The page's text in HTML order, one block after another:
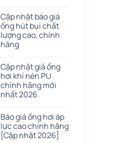
Cập nhật báo giá
ống hút bụi chất
lượng cao, chính
hãng
Cập nhật giá ống
hơi khí nén PU
chính hãng mới
nhất 2026
Báo giá ống hơi áp
lực cao chính hãng
[Cập nhật 2026]